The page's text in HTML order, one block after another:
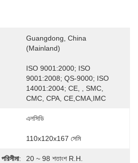
Guangdong, China
(Mainland)
ISO 9001:2000; ISO
9001:2008; QS-9000; ISO
14001:2004; CE, , SMC,
CMC, CPA, CE,CMA,IMC
এলসিডি
110x120x167 সেমি
পরিসীমা: 20 ~ 98 শতাংশ R.H.